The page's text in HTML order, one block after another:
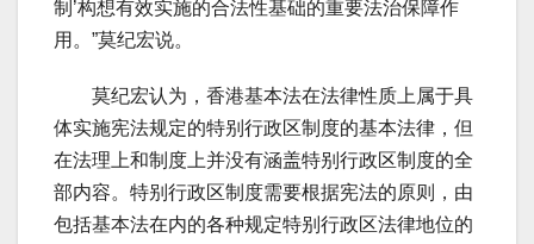
制’构想有效实施的合法性基础的重要法治保障作
用。”莫纪宏说。
莫纪宏认为，香港基本法在法律性质上属于具
体实施宪法规定的特别行政区制度的基本法律，但
在法理上和制度上并没有涵盖特别行政区制度的全
部内容。特别行政区制度需要根据宪法的原则，由
包括基本法在内的各种规定特别行政区法律地位的